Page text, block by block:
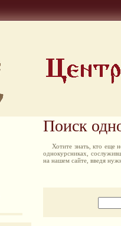
Поиск
Хотите знать, кто еще
однокурсниках,
на нашем сайте, введя